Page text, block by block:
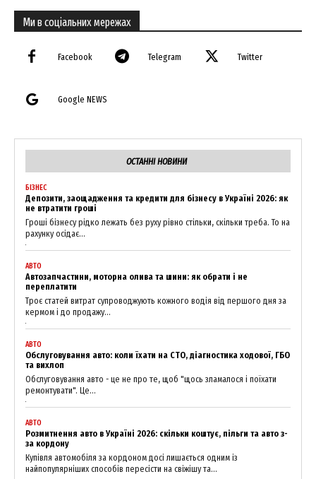
Ми в соціальних мережах
Facebook Telegram Twitter
Google NEWS
ОСТАННІ НОВИНИ
БІЗНЕС
Депозити, заощадження та кредити для бізнесу в Україні 2026: як
не втратити гроші
Гроші бізнесу рідко лежать без руху рівно стільки, скільки треба. То на
рахунку осідає...
АВТО
Автозапчастини, моторна олива та шини: як обрати і не
переплатити
Троє статей витрат супроводжують кожного водія від першого дня за
кермом і до продажу...
АВТО
Обслуговування авто: коли їхати на СТО, діагностика ходової, ГБО
та вихлоп
Обслуговування авто - це не про те, щоб "щось зламалося і поїхати
ремонтувати". Це...
АВТО
Розмитнення авто в Україні 2026: скільки коштує, пільги та авто з-
за кордону
Купівля автомобіля за кордоном досі лишається одним із
найпопулярніших способів пересісти на свіжішу та...